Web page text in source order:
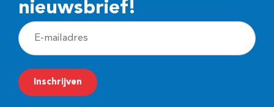
nieuwsbrief!
E
-
m
a
Inschrijven